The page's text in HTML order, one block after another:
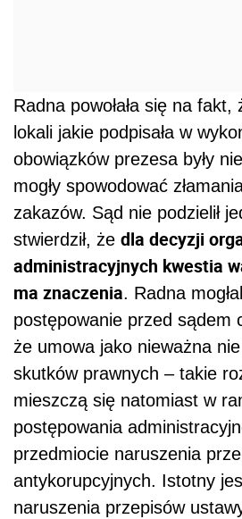
Radna powołała się na
lokali jakie podpisała w
obowiązków prezesa były
mogły spowodować
zakazów. Sąd nie podzielił
stwierdził, że dla decyzji
administracyjnych kwestia
ma znaczenia. Radna
postępowanie przed sądem
że umowa jako nieważna
skutków prawnych – takie
mieszczą się natomiast w
postępowania
przedmiocie naruszenia
antykorupcyjnych. Istotny
naruszenia przepisów